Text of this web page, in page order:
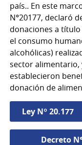
país.. En este
N°20177, declaró
donaciones a
el consumo
alcohólicas)
sector alimentario,
establecieron
donación de
Ley Nº 20.177
Decreto